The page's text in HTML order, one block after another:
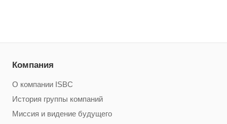
Компания
О компании ISBC
История группы компаний
Миссия и видение будущего